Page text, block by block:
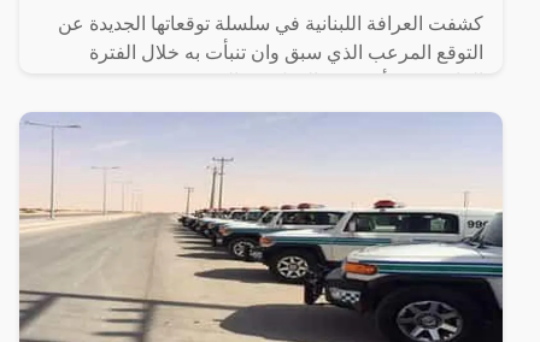
كشفت العرافة اللبنانية في سلسلة توقعاتها الجديدة عن
التوقع المرعب الذي سبق وان تنبأت به خلال الفترة